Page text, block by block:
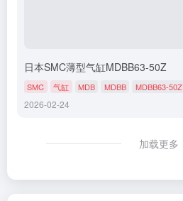
日本SMC薄型气缸MDBB63-50Z
SMC 气缸 MDB MDBB MDBB63-50Z
2026-02-24
加载更多